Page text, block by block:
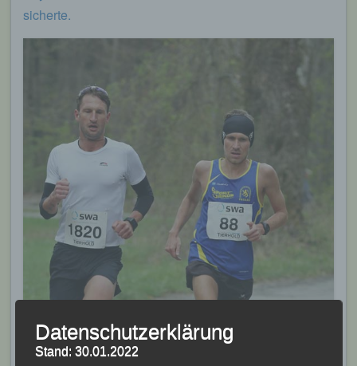
sicherte.
Datenschutzerklärung
Stand: 30.01.2022